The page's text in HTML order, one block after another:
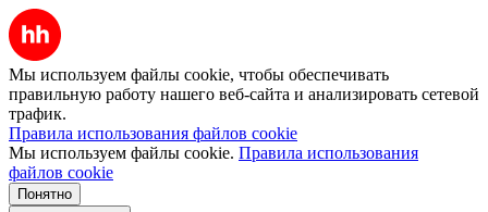
Мы используем файлы cookie, чтобы обеспечивать
правильную работу нашего веб-сайта и анализировать сетевой
трафик.
Правила использования файлов cookie
Мы используем файлы cookie. Правила использования
файлов cookie
Понятно